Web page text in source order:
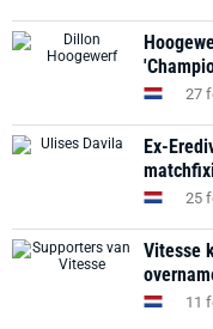
27
Ex-
25
Vitesse
11